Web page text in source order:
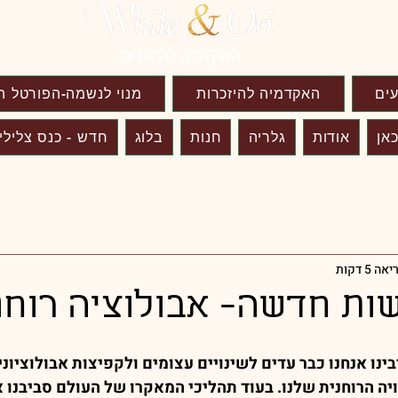
מנוי לנשמה-הפורטל האקדמיה להיזכרות
חדש - כנס בלוג חנות גלריה אודות
חדשה- אבולוציה
5 דקות
אנחנו כבר עדים לשינויים עצומים ולקפיצות
הרוחנית שלנו. בעוד תהליכי המאקרו של העולם סביבנו